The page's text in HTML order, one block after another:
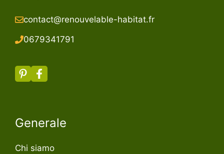
contact@renouvelable-habitat.fr
0679341791
Generale
Chi siamo